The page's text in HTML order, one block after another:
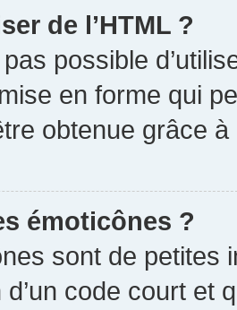
de l’HTML ?
pas possible
en forme qui
obtenue grâce à
émoticônes ?
sont de petites
d’un code court et